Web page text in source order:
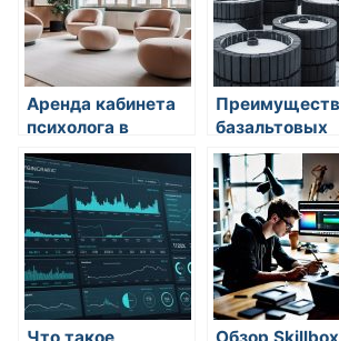
Аренда кабинета
психолога в
Москве:
преимущества и
возможности
базальтовых
цилиндров
Купить в
Новосибирске